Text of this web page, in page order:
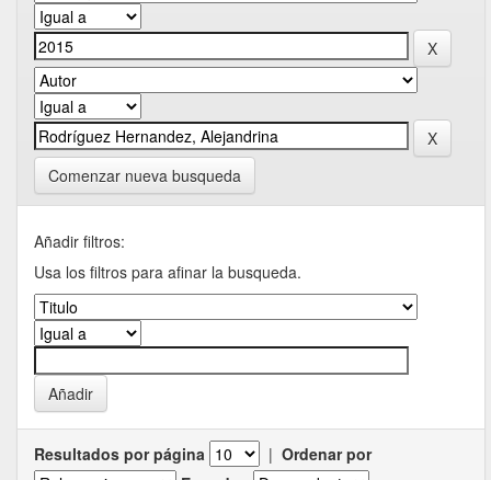
Comenzar nueva busqueda
Añadir filtros:
Usa los filtros para afinar la busqueda.
Resultados por página | Ordenar por